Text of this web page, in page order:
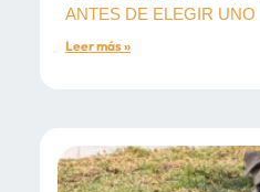
ANTES DE ELEGIR UNO
Leer más »